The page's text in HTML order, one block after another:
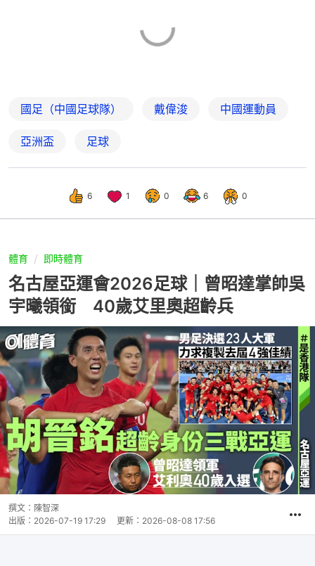
國足（中國足球隊） 戴偉浚 中國運動員
亞洲盃 足球
6 1 0 6 0
體育 即時體育
名古屋亞運會2026足球｜曾昭達掌帥吳
宇曦領銜 40歲艾里奧超齡兵
撰文： 陳智深
出版： 2026-07-19 17:29 更新： 2026-08-08 17:56